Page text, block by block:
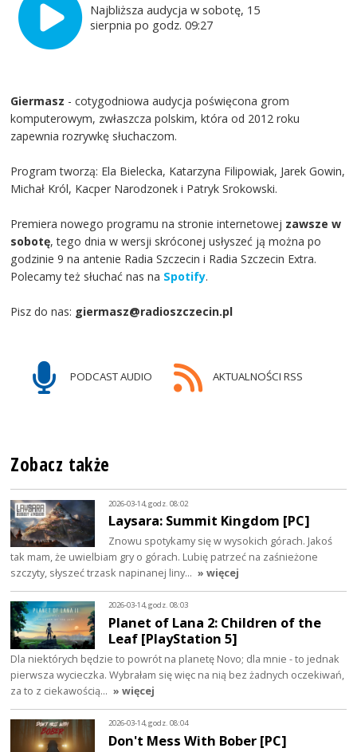
Najbliższa audycja w sobotę, 15
sierpnia po godz. 09:27
Giermasz - cotygodniowa audycja poświęcona grom
komputerowym, zwłaszcza polskim, która od 2012 roku
zapewnia rozrywkę słuchaczom.
Program tworzą: Ela Bielecka, Katarzyna Filipowiak, Jarek Gowin,
Michał Król, Kacper Narodzonek i Patryk Srokowski.
Premiera nowego programu na stronie internetowej zawsze w
sobotę, tego dnia w wersji skróconej usłyszeć ją można po
godzinie 9 na antenie Radia Szczecin i Radia Szczecin Extra.
Polecamy też słuchać nas na Spotify.
Pisz do nas: giermasz@radioszczecin.pl
PODCAST AUDIO AKTUALNOŚCI RSS
Zobacz także
2026-03-14, godz. 08:02
Laysara: Summit Kingdom [PC]
Znowu spotykamy się w wysokich górach. Jakoś
tak mam, że uwielbiam gry o górach. Lubię patrzeć na zaśnieżone
szczyty, słyszeć trzask napinanej liny… » więcej
2026-03-14, godz. 08:03
Planet of Lana 2: Children of the
Leaf [PlayStation 5]
Dla niektórych będzie to powrót na planetę Novo; dla mnie - to jednak
pierwsza wycieczka. Wybrałam się więc na nią bez żadnych oczekiwań,
za to z ciekawością… » więcej
2026-03-14, godz. 08:04
Don't Mess With Bober [PC]